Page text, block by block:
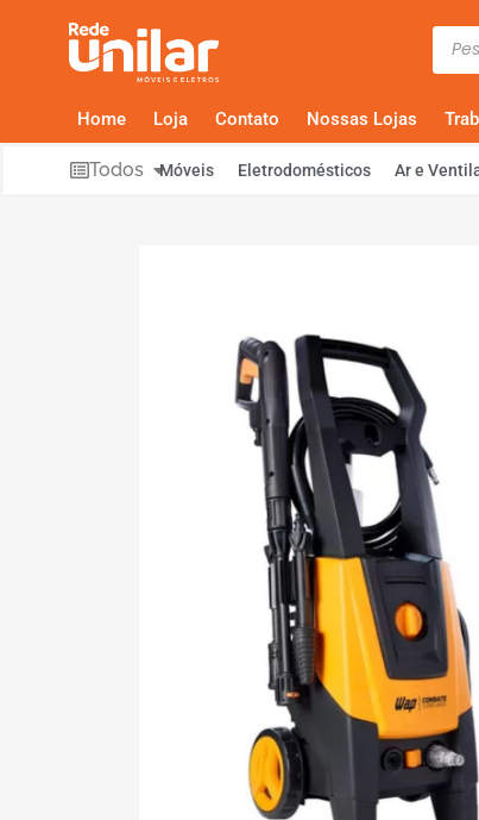
Home Loja Contato Nossas Lojas
Todos Móveis Eletrodomésticos Ar e